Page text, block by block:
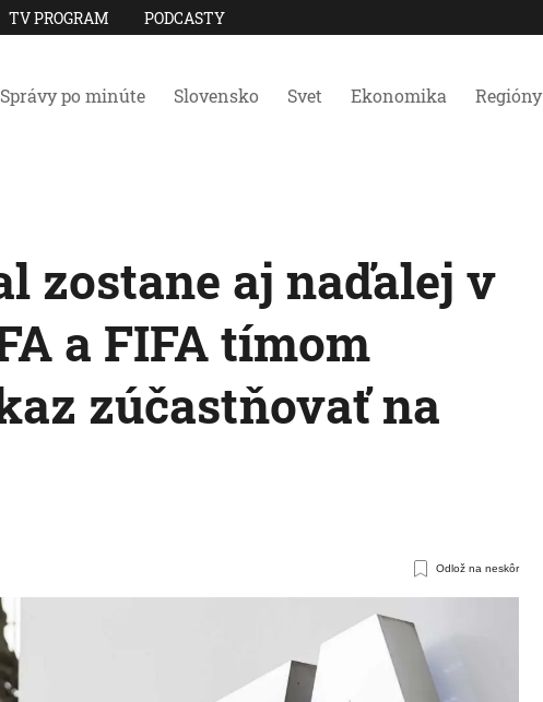
TV PROGRAM PODCASTY
Správy po minúte Slovensko Svet Ekonomika Regióny
zostane aj naďalej v
a FIFA tímom
zúčastňovať na
Odlož na neskôr